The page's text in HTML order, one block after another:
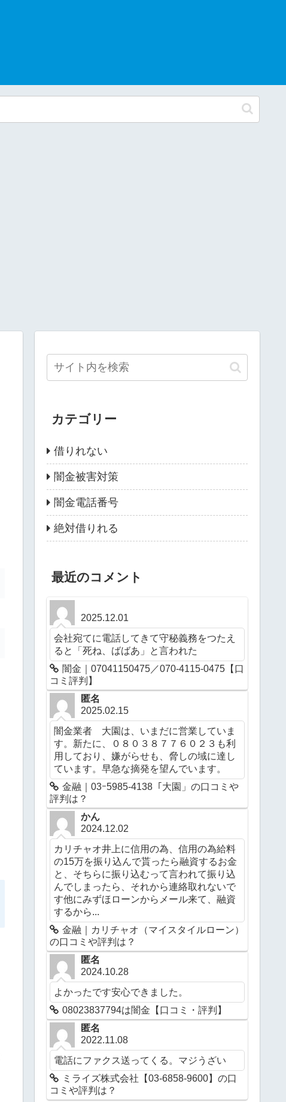
カテゴリー
借りれない
闇金被害対策
闇金電話番号
絶対借りれる
最近のコメント
2025.12.01
会社宛てに電話してきて守秘義務をつたえ
ると「死ね、ばばあ」と言われた
闇金｜07041150475／070-4115-0475【口
コミ評判】
匿名
2025.02.15
闇金業者 大園は、いまだに営業していま
す。新たに、０８０３８７７６０２３も利
用しており、嫌がらせも、脅しの域に達し
ています。早急な摘発を望んでいます。
金融｜03ｰ5985-4138「大園」の口コミや
評判は？
かん
2024.12.02
カリチャオ井上に信用の為、信用の為給料
の15万を振り込んで貰ったら融資するお金
と、そちらに振り込むって言われて振り込
んでしまったら、それから連絡取れないで
す他にみずほローンからメール来て、融資
するから...
金融｜カリチャオ（マイスタイルローン）
の口コミや評判は？
匿名
2024.10.28
よかったです安心できました。
08023837794は闇金【口コミ・評判】
匿名
2022.11.08
電話にファクス送ってくる。マジうざい
ミライズ株式会社【03-6858-9600】の口
コミや評判は？